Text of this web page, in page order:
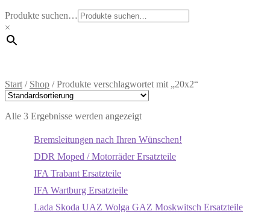
Produkte suchen…
×
Start / Shop /Produkte verschlagwortet mit „20x2“
Alle 3 Ergebnisse werden angezeigt
Bremsleitungen nach Ihren Wünschen!
DDR Moped / Motorräder Ersatzteile
IFA Trabant Ersatzteile
IFA Wartburg Ersatzteile
Lada Skoda UAZ Wolga GAZ Moskwitsch Ersatzteile